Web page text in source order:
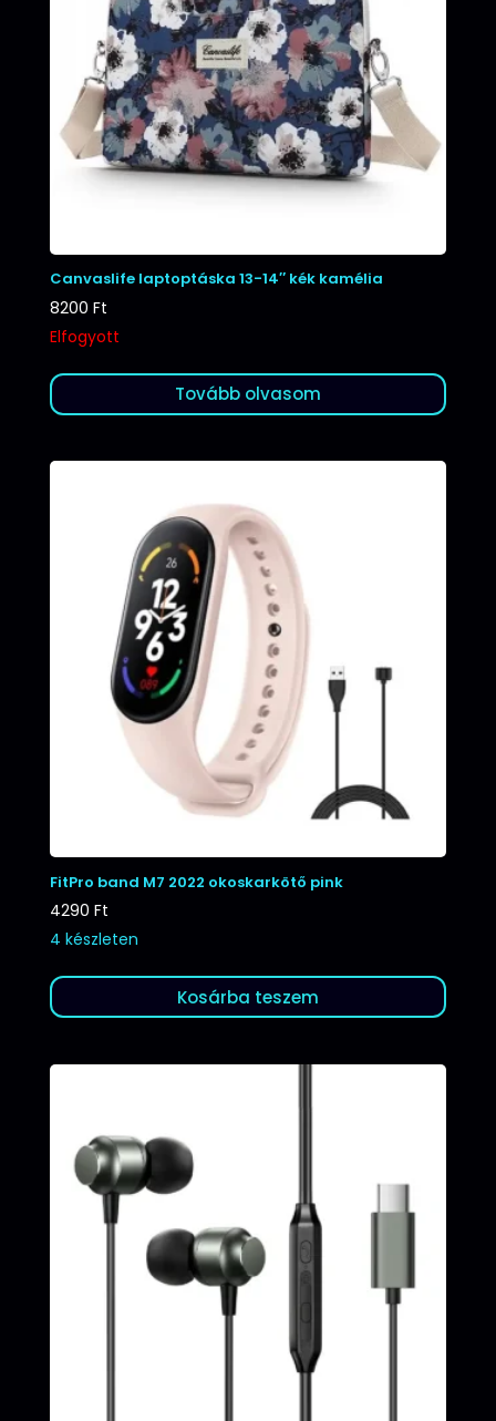
Canvaslife laptoptáska 13-14″ kék kamélia
8200 Ft
Elfogyott
Tovább olvasom
FitPro band M7 2022 okoskarkötő pink
4290 Ft
4 készleten
Kosárba teszem